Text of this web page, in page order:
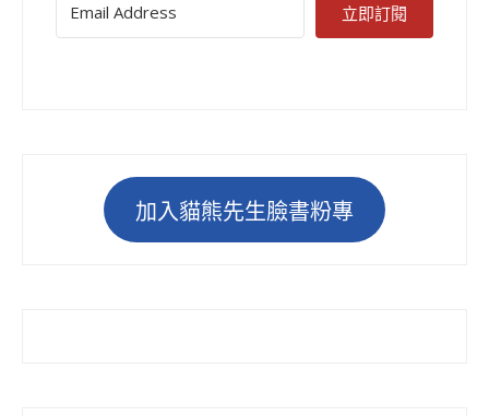
立即訂閱
加入貓熊先生臉書粉專